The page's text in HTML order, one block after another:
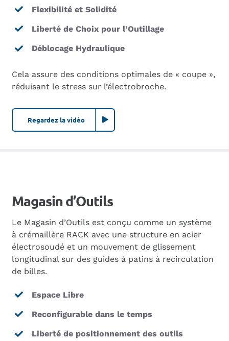
Flexibilité et Solidité
Liberté de Choix pour l’Outillage
Déblocage Hydraulique
Cela assure des conditions optimales de « coupe »,
réduisant le stress sur l’électrobroche.
Regardez la vidéo
Magasin d’Outils
Le Magasin d’Outils est conçu comme un système
à crémaillère RACK avec une structure en acier
électrosoudé et un mouvement de glissement
longitudinal sur des guides à patins à recirculation
de billes.
Espace Libre
Reconfigurable dans le temps
Liberté de positionnement des outils